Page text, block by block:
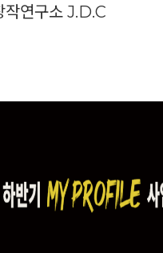
작연구소 J.D.C